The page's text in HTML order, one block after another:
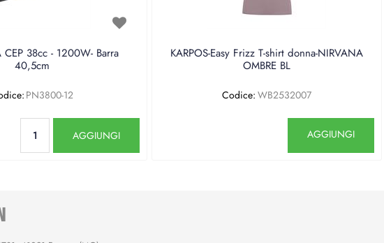
CEP 38cc - 1200W- Barra
40,5cm
PN3800-12
AGGIUNGI
KARPOS-Easy Frizz T-shirt donna-NIRVANA
OMBRE BL
Codice: WB2532007
AGGIUNGI